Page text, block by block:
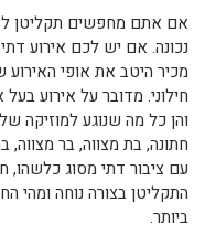
אם אתם מחפשים תקליטן
נכונה. אם יש לכם אירוע
מכיר היטב את אופי האירוע
חילוני. מדובר על אירוע
והן כל מה שנוגע למוזיקה
חתונה, בת מצווה, בר מצווה,
עם ציבור דתי מסוג
התקליטן בצורה נוחה ומהי
ביותר.